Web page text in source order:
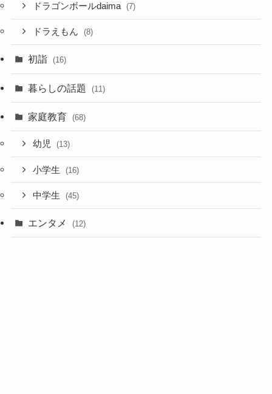
ドラゴンボールdaima (7)
ドラえもん (8)
初詣 (16)
暮らしの話題 (11)
家庭教育 (68)
幼児 (13)
小学生 (16)
中学生 (45)
エンタメ (12)